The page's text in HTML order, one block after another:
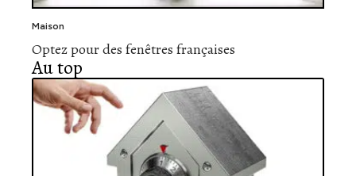
Maison
Optez pour des fenêtres françaises
Au top